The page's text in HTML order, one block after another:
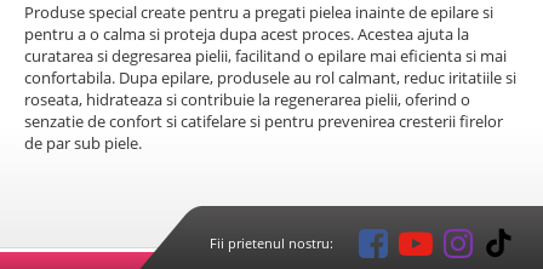
Produse special create pentru a pregati pielea inainte de epilare si
pentru a o calma si proteja dupa acest proces. Acestea ajuta la
curatarea si degresarea pielii, facilitand o epilare mai eficienta si mai
confortabila. Dupa epilare, produsele au rol calmant, reduc iritatiile si
roseata, hidrateaza si contribuie la regenerarea pielii, oferind o
senzatie de confort si catifelare si pentru prevenirea cresterii firelor
de par sub piele.
Fii prietenul nostru: